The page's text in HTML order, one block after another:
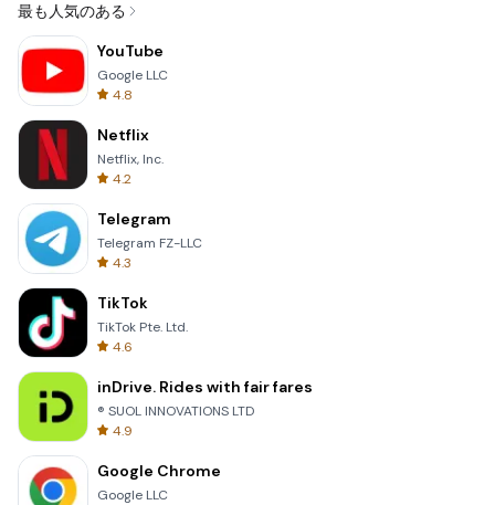
最も人気のある
YouTube
Google LLC
4.8
Netflix
Netflix, Inc.
4.2
Telegram
Telegram FZ-LLC
4.3
TikTok
TikTok Pte. Ltd.
4.6
inDrive. Rides with fair fares
® SUOL INNOVATIONS LTD
4.9
Google Chrome
Google LLC